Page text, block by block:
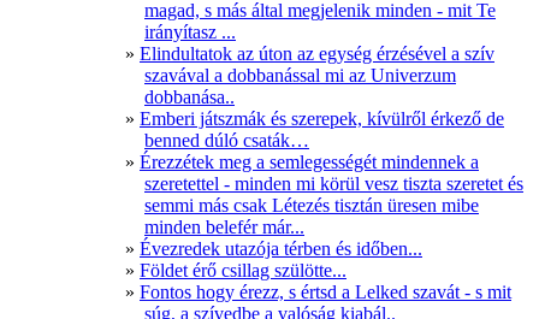
magad, s más által megjelenik minden - mit Te
irányítasz ...
Elindultatok az úton az egység érzésével a szív
szavával a dobbanással mi az Univerzum
dobbanása..
Emberi játszmák és szerepek, kívülről érkező de
benned dúló csaták…
Érezzétek meg a semlegességét mindennek a
szeretettel - minden mi körül vesz tiszta szeretet és
semmi más csak Létezés tisztán üresen mibe
minden belefér már...
Évezredek utazója térben és időben...
Földet érő csillag szülötte...
Fontos hogy érezz, s értsd a Lelked szavát - s mit
súg, a szívedbe a valóság kiabál..